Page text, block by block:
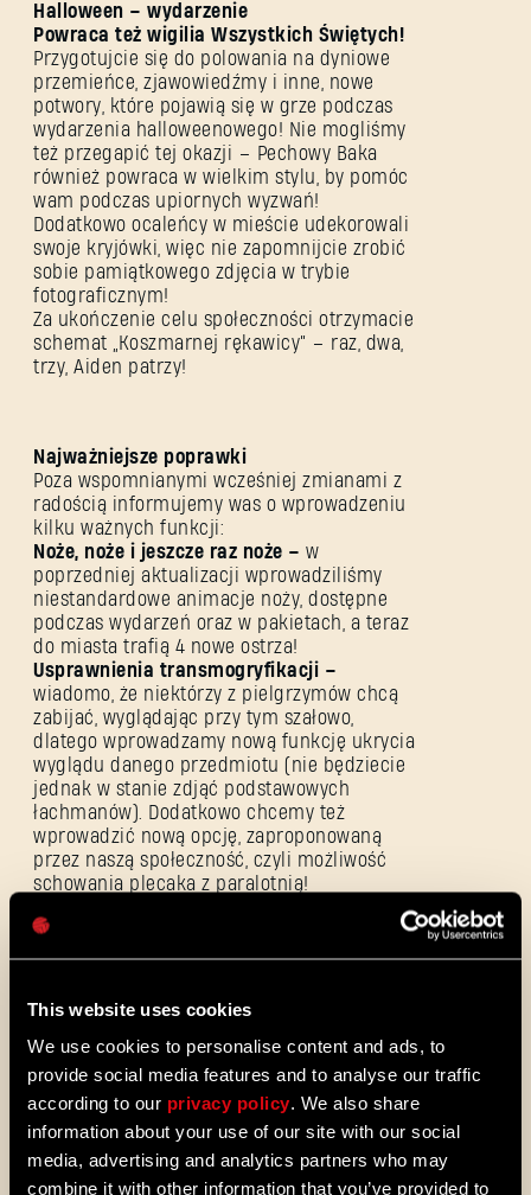
This website uses cookies
We use cookies to personalise content and ads, to
provide social media features and to analyse our traffic
according to our privacy policy. We also share
information about your use of our site with our social
media, advertising and analytics partners who may
combine it with other information that you’ve provided to
Halloween – wydarzenie
Powraca też wigilia Wszystkich Świętych!
Przygotujcie się do polowania na dyniowe
przemieńce, zjawowiedźmy i inne, nowe
potwory, które pojawią się w grze podczas
wydarzenia halloweenowego! Nie mogliśmy
też przegapić tej okazji – Pechowy Baka
również powraca w wielkim stylu, by pomóc
wam podczas upiornych wyzwań!
Dodatkowo ocaleńcy w mieście udekorowali
swoje kryjówki, więc nie zapomnijcie zrobić
sobie pamiątkowego zdjęcia w trybie
fotograficznym!
Za ukończenie celu społeczności otrzymacie
schemat „Koszmarnej rękawicy” – raz, dwa,
trzy, Aiden patrzy!
Najważniejsze poprawki
Poza wspomnianymi wcześniej zmianami z
radością informujemy was o wprowadzeniu
kilku ważnych funkcji:
Noże, noże i jeszcze raz noże – w
poprzedniej aktualizacji wprowadziliśmy
niestandardowe animacje noży, dostępne
podczas wydarzeń oraz w pakietach, a teraz
do miasta trafią 4 nowe ostrza!
Usprawnienia transmogryfikacji –
wiadomo, że niektórzy z pielgrzymów chcą
zabijać, wyglądając przy tym szałowo,
dlatego wprowadzamy nową funkcję ukrycia
wyglądu danego przedmiotu (nie będziecie
jednak w stanie zdjąć podstawowych
łachmanów). Dodatkowo chcemy też
wprowadzić nową opcję, zaproponowaną
przez naszą społeczność, czyli możliwość
schowania plecaka z paralotnią!
funkcja nie różni się od tej wprowadzonej
do gry jakiś czas temu. Teraz możecie
otrzymać potrzebny złom.
biegu? Nie ma sprawy! Od teraz w mieście
znajdziecie jedzenie. Złapcie w biegu
chałwę, batoniki czekoladowe i pierniczki,
by natychmiast przywrócić część zdrowia!
Usprawnienia deszczu – ulepszyliśmy
efekty audiowizualne burzy i deszczu,
ZALOGUJ SIĘ
Adres e-mail
Hasło